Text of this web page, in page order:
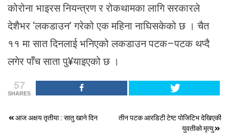
कोरोना भाइरस नियन्त्रण र रोकथामका लागि सरकारले
देशैभर ‘लकडाउन’ गरेको एक महिना नाघिसकेको छ । चैत
११ मा सात दिनलाई भनिएको लकडाउन पटक–पटक थप्दै
लगेर पाँच साता पु¥याइएको छ ।
57
SHARES
Post
आज अक्षय तृतीया : सातु खाने दिन
तीन पटक आरडिटी टेष्ट पोजिटिभ देखिएकी
युवतीको मृत्यु